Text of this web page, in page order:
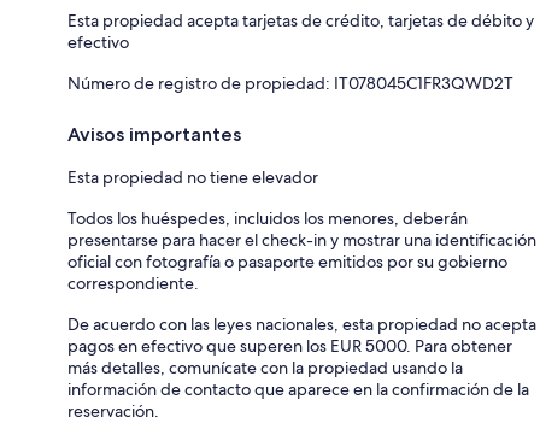
Esta propiedad acepta tarjetas de crédito, tarjetas de débito y
efectivo
Número de registro de propiedad: IT078045C1FR3QWD2T
Avisos importantes
Esta propiedad no tiene elevador
Todos los huéspedes, incluidos los menores, deberán
presentarse para hacer el check-in y mostrar una identificación
oficial con fotografía o pasaporte emitidos por su gobierno
correspondiente.
De acuerdo con las leyes nacionales, esta propiedad no acepta
pagos en efectivo que superen los EUR 5000. Para obtener
más detalles, comunícate con la propiedad usando la
información de contacto que aparece en la confirmación de la
reservación.